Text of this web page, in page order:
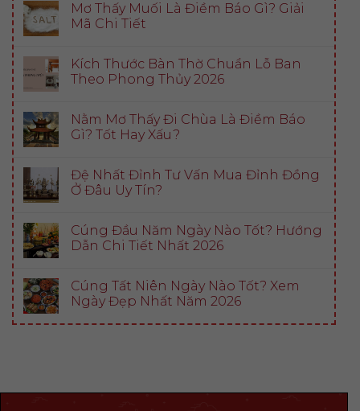
Mơ Thấy Muối Là Điềm Báo Gì? Giải
Mã Chi Tiết
Kích Thước Bàn Thờ Chuẩn Lỗ Ban
Theo Phong Thủy 2026
Nằm Mơ Thấy Đi Chùa Là Điềm Báo
Gì? Tốt Hay Xấu?
Đệ Nhất Đỉnh Tư Vấn Mua Đỉnh Đồng
Ở Đâu Uy Tín?
Cúng Đầu Năm Ngày Nào Tốt? Hướng
Dẫn Chi Tiết Nhất 2026
Cúng Tất Niên Ngày Nào Tốt? Xem
Ngày Đẹp Nhất Năm 2026